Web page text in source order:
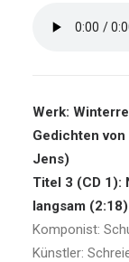
Werk:
Gedichten
Jens)
Titel 3 (CD 1):
langsam (2:18)
Komponist:
Künstler: